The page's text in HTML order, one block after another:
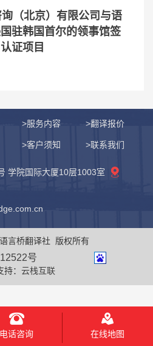
（北京）有限公司与语
驻韩国首尔的领事馆签
证项目
>服务内容 >翻译报价
>客户须知 >联系我们
学院国际大厦10层1003室
言桥翻译社 版权所有
号
： 云栈互联
电话咨询 在线地图